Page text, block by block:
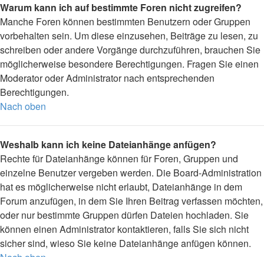
Warum kann ich auf bestimmte Foren nicht zugreifen?
Manche Foren können bestimmten Benutzern oder Gruppen
vorbehalten sein. Um diese einzusehen, Beiträge zu lesen, zu
schreiben oder andere Vorgänge durchzuführen, brauchen Sie
möglicherweise besondere Berechtigungen. Fragen Sie einen
Moderator oder Administrator nach entsprechenden
Berechtigungen.
Nach oben
Weshalb kann ich keine Dateianhänge anfügen?
Rechte für Dateianhänge können für Foren, Gruppen und
einzelne Benutzer vergeben werden. Die Board-Administration
hat es möglicherweise nicht erlaubt, Dateianhänge in dem
Forum anzufügen, in dem Sie Ihren Beitrag verfassen möchten,
oder nur bestimmte Gruppen dürfen Dateien hochladen. Sie
können einen Administrator kontaktieren, falls Sie sich nicht
sicher sind, wieso Sie keine Dateianhänge anfügen können.